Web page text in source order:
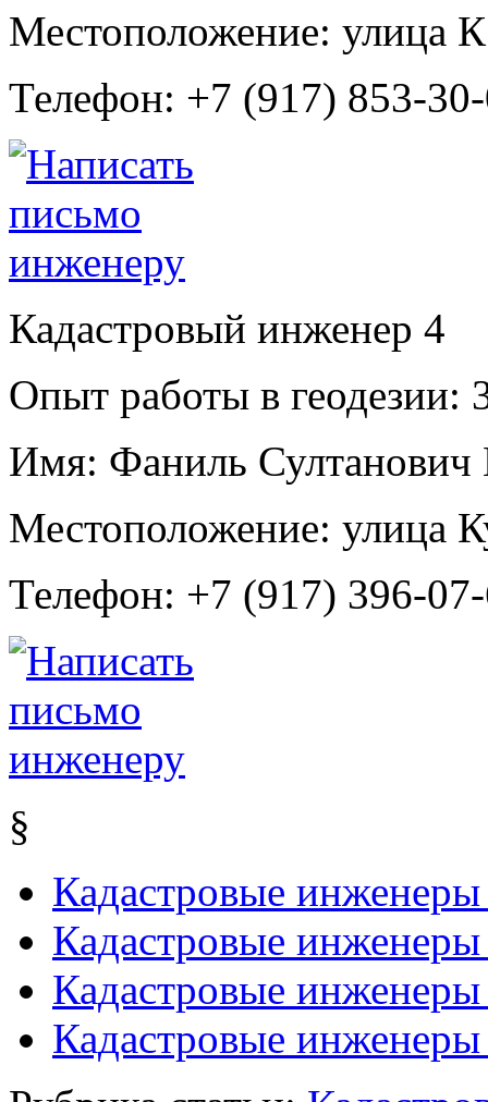
Местоположение: улица
Телефон: +7 (917) 853-
Кадастровый инженер 4
Опыт работы в геодезии:
Имя: Фаниль Султанович
Местоположение: улица
Телефон: +7 (917) 396-
§
Кадастровые
Кадастровые
Кадастровые
Кадастровые